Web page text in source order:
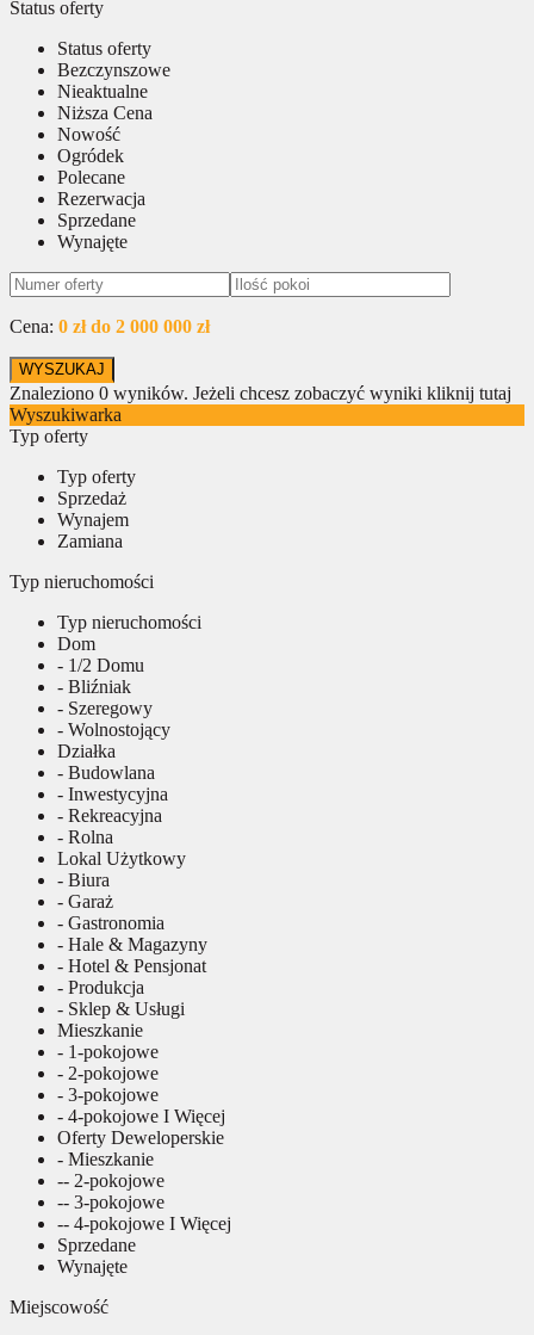
Status oferty
Status oferty
Bezczynszowe
Nieaktualne
Niższa Cena
Nowość
Ogródek
Polecane
Rezerwacja
Sprzedane
Wynajęte
Cena: 0 zł do 2 000 000 zł
Znaleziono 0 wyników. Jeżeli chcesz zobaczyć wyniki kliknij tutaj
Wyszukiwarka
Typ oferty
Typ oferty
Sprzedaż
Wynajem
Zamiana
Typ nieruchomości
Typ nieruchomości
Dom
- 1/2 Domu
- Bliźniak
- Szeregowy
- Wolnostojący
Działka
- Budowlana
- Inwestycyjna
- Rekreacyjna
- Rolna
Lokal Użytkowy
- Biura
- Garaż
- Gastronomia
- Hale & Magazyny
- Hotel & Pensjonat
- Produkcja
- Sklep & Usługi
Mieszkanie
- 1-pokojowe
- 2-pokojowe
- 3-pokojowe
- 4-pokojowe I Więcej
Oferty Deweloperskie
- Mieszkanie
-- 2-pokojowe
-- 3-pokojowe
-- 4-pokojowe I Więcej
Sprzedane
Wynajęte
Miejscowość